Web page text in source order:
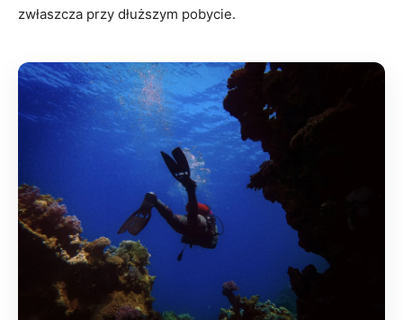
zwłaszcza przy dłuższym pobycie.